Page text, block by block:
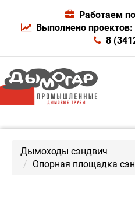
Работаем
Выполнено проектов:
8
Дымоходы сэндвич
Опорная площадка